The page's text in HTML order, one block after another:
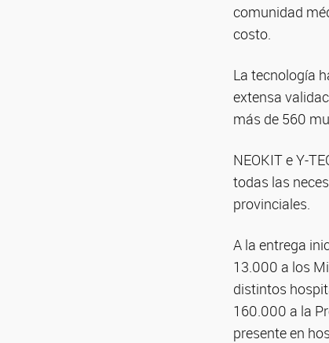
comunidad
costo.
La tecnología
extensa
más de 560
NEOKIT e Y-
todas las
provinciales.
A la entrega
13.000 a los
distintos
160.000 a la
presente en